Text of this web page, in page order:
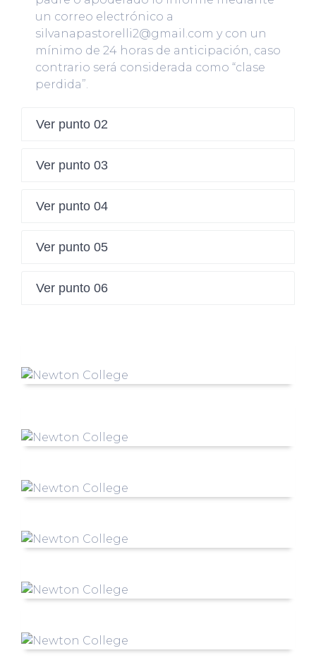
un correo electrónico a
silvanapastorelli2@gmail.com y con un
mínimo de 24 horas de anticipación, caso
contrario será considerada como “clase
perdida”.
Ver punto 02
Ver punto 03
Ver punto 04
Ver punto 05
Ver punto 06